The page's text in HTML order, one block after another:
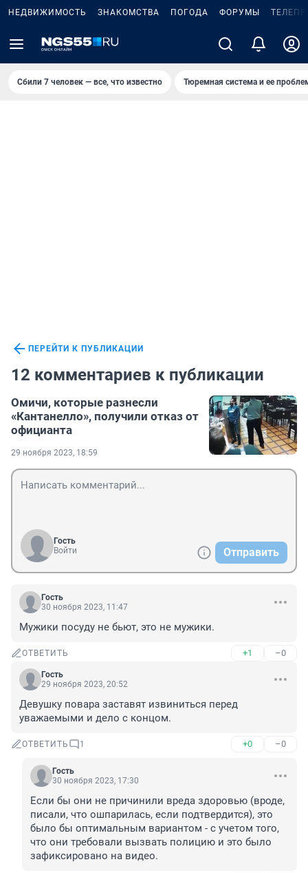
НЕДВИЖИМОСТЬ ЗНАКОМСТВА ПОГОДА ФОРУМЫ
Сбили 7 человек — все, что известно Тюремная система и ее
ПЕРЕЙТИ К ПУБЛИКАЦИИ
12 комментариев к публикации
Омичи, которые разнесли
«Кантанелло», получили отказ от
официанта
29 ноября 2023, 18:59
Гость
Войти
Отправить
Гость
30 ноября 2023, 11:47
Мужики посуду не бьют, это не мужики.
ОТВЕТИТЬ +1 –0
Гость
29 ноября 2023, 20:52
Девушку повара заставят извиниться перед
уважаемыми и дело с концом.
ОТВЕТИТЬ 1 +0 –0
Гость
30 ноября 2023, 17:30
Если бы они не причинили вреда здоровью (вроде,
писали, что ошпарилась, если подтвердится), это
было бы оптимальным вариантом - с учетом того,
что они требовали вызвать полицию и это было
зафиксировано на видео.